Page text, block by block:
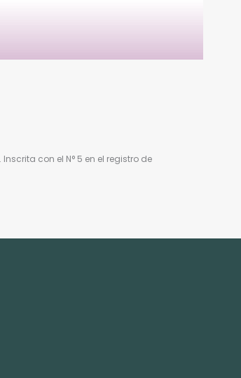
Inscrita con el N° 5 en el registro de